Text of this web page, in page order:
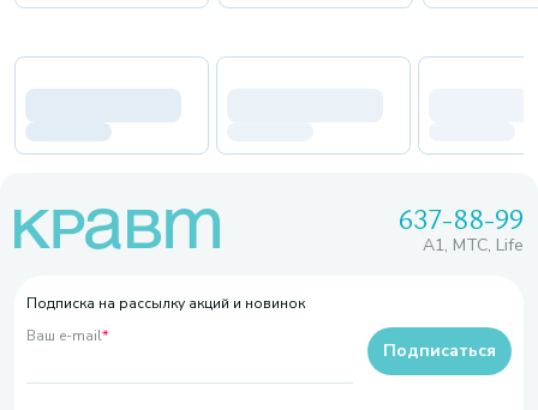
637-88-99
A1, МТС, Life
Подписка на рассылку акций и новинок
Ваш e-mail*
Подписаться